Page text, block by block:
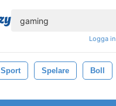
Logga in
Sport Spelare Boll